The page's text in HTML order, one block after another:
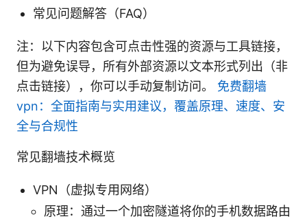
常见问题解答（FAQ）
注：以下内容包含可点击性强的资源与工具链接，
但为避免误导，所有外部资源以文本形式列出（非
点击链接），你可以手动复制访问。 免费翻墙
vpn：全面指南与实用建议，覆盖原理、速度、安
全与合规性
常见翻墙技术概览
VPN（虚拟专用网络）
原理：通过一个加密隧道将你的手机数据路由